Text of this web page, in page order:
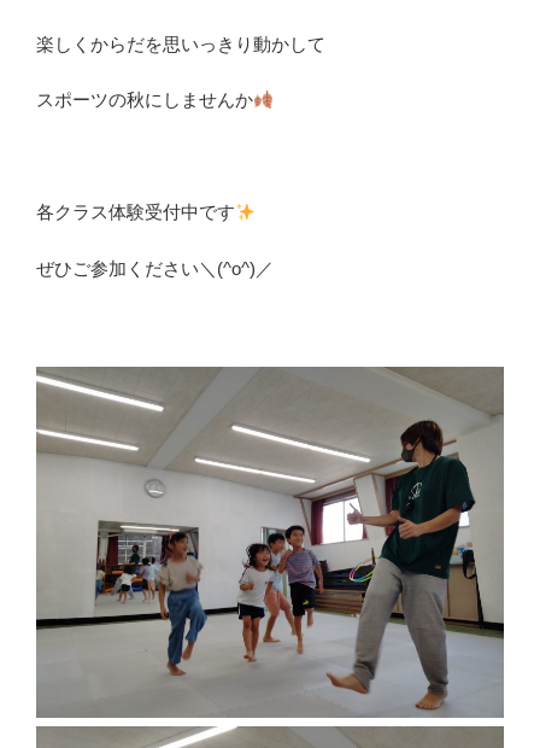
楽しくからだを思いっきり動かして
スポーツの秋にしませんか
各クラス体験受付中です
ぜひご参加ください＼(^o^)／